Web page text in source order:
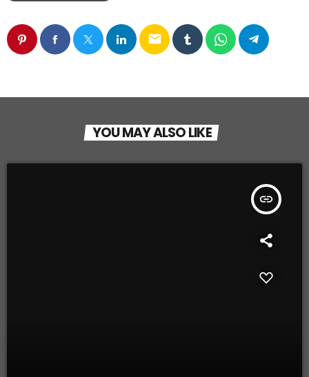
email
YOU MAY ALSO LIKE
insert_link